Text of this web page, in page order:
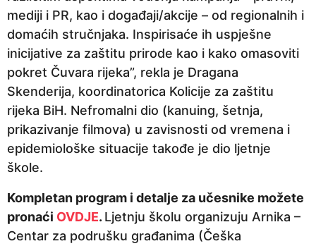
mediji i PR, kao i događaji/akcije – od regionalnih i
domaćih stručnjaka. Inspirisaće ih uspješne
inicijative za zaštitu prirode kao i kako omasoviti
pokret Čuvara rijeka”, rekla je Dragana
Skenderija, koordinatorica Kolicije za zaštitu
rijeka BiH. Nefromalni dio (kanuing, šetnja,
prikazivanje filmova) u zavisnosti od vremena i
epidemiološke situacije takođe je dio ljetnje
škole.
Kompletan program i detalje za učesnike možete
pronaći OVDJE. Ljetnju školu organizuju Arnika –
Centar za podrušku građanima (Češka